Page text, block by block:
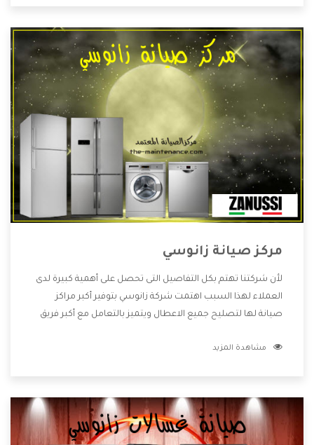
مركز صيانة زانوسي
لأن شركتنا تهتم بكل التفاصيل التى تحصل على أهمية كبيرة لدى
العملاء لهذا السبب اهتمت شركة زانوسي بتوفير أكبر مراكز
صيانة لها لتصليح جميع الاعطال ويتميز بالتعامل مع أكبر فريق
مكانتنا وعلى عملاءنا الكرام .
مشاهدة المزيد